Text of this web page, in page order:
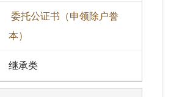
委托公证书（申领除户誊
本）
继承类